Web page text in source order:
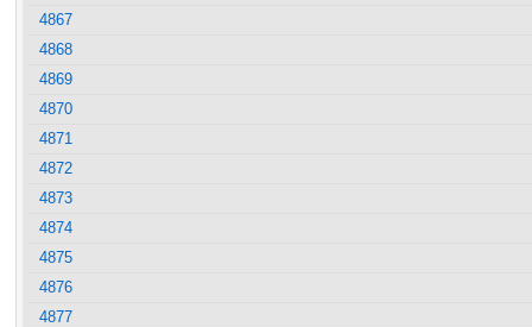
4867
4868
4869
4870
4871
4872
4873
4874
4875
4876
4877